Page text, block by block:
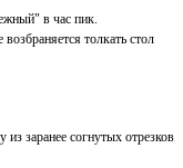
в час пик.
толкать стол
заранее согнутых отрезков